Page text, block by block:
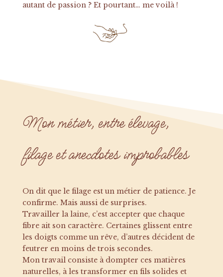
autant de passion ? Et pourtant… me voilà !
Mon métier, entre élevage,
filage et anecdotes improbables
On dit que le filage est un métier de patience. Je
confirme. Mais aussi de surprises.
Travailler la laine, c’est accepter que chaque
fibre ait son caractère. Certaines glissent entre
les doigts comme un rêve, d’autres décident de
feutrer en moins de trois secondes.
Mon travail consiste à dompter ces matières
naturelles, à les transformer en fils solides et